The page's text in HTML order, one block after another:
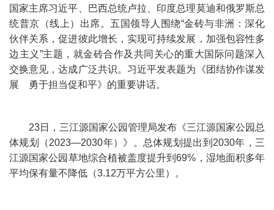
国家主席习近平、巴西总统卢拉、印度总理莫迪和俄罗斯总
统普京（线上）出席。五国领导人围绕“金砖与非洲：深化
伙伴关系，促进彼此增长，实现可持续发展，加强包容性多
边主义”主题，就金砖合作及共同关心的重大国际问题深入
交换意见，达成广泛共识。习近平发表题为《团结协作谋发
展 勇于担当促和平》的重要讲话。
23日，三江源国家公园管理局发布《三江源国家公园总
体规划（2023—2030年）》。总体规划提出到2030年，三
江源国家公园草地综合植被盖度提升到69%，湿地面积多年
平均保有量不降低（3.12万平方公里）。